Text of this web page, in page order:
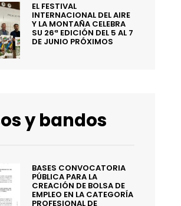
EL FESTIVAL
INTERNACIONAL DEL AIRE
Y LA MONTAÑA CELEBRA
SU 26ª EDICIÓN DEL 5 AL 7
DE JUNIO PRÓXIMOS
y bandos
BASES CONVOCATORIA
PÚBLICA PARA LA
CREACIÓN DE BOLSA DE
EMPLEO EN LA CATEGORÍA
PROFESIONAL DE